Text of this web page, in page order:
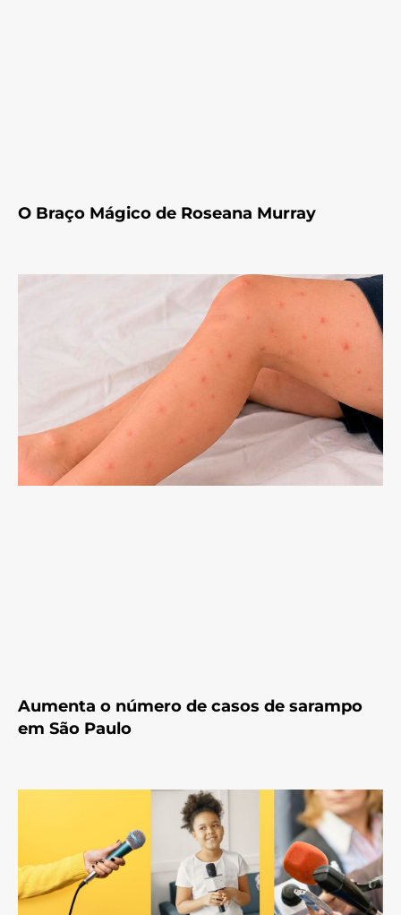
O Braço Mágico de Roseana Murray
Aumenta o número de casos de sarampo
em São Paulo